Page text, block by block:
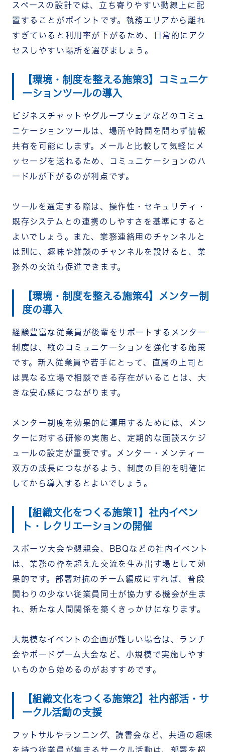
スペースの設計では、立ち寄りやすい動線上に配
置することがポイントです。執務エリアから離れ
すぎていると利用率が下がるため、日常的にアク
セスしやすい場所を選びましょう。
【環境・制度を整える施策3】コミュニケ
ーションツールの導入
ビジネスチャットやグループウェアなどのコミュ
ニケーションツールは、場所や時間を問わず情報
共有を可能にします。メールと比較して気軽にメ
ッセージを送れるため、コミュニケーションのハ
ードルが下がるのが利点です。
ツールを選定する際は、操作性・セキュリティ・
既存システムとの連携のしやすさを基準にすると
よいでしょう。また、業務連絡用のチャンネルと
は別に、趣味や雑談のチャンネルを設けると、業
務外の交流も促進できます。
【環境・制度を整える施策4】メンター制
度の導入
経験豊富な従業員が後輩をサポートするメンター
制度は、縦のコミュニケーションを強化する施策
です。新入従業員や若手にとって、直属の上司と
は異なる立場で相談できる存在がいることは、大
きな安心感につながります。
メンター制度を効果的に運用するためには、メン
ターに対する研修の実施と、定期的な面談スケジ
ュールの設定が重要です。メンター・メンティー
双方の成長につながるよう、制度の目的を明確に
してから導入するとよいでしょう。
【組織文化をつくる施策1】社内イベン
ト・レクリエーションの開催
スポーツ大会や懇親会、BBQなどの社内イベント
は、業務の枠を超えた交流を生み出す場として効
果的です。部署対抗のチーム編成にすれば、普段
関わりの少ない従業員同士が協力する機会が生ま
れ、新たな人間関係を築くきっかけになります。
大規模なイベントの企画が難しい場合は、ランチ
会やボードゲーム大会など、小規模で実施しやす
いものから始めるのがおすすめです。
【組織文化をつくる施策2】社内部活・サ
ークル活動の支援
フットサルやランニング、読書会など、共通の趣味
を持つ従業員が集まるサークル活動は、部署を超